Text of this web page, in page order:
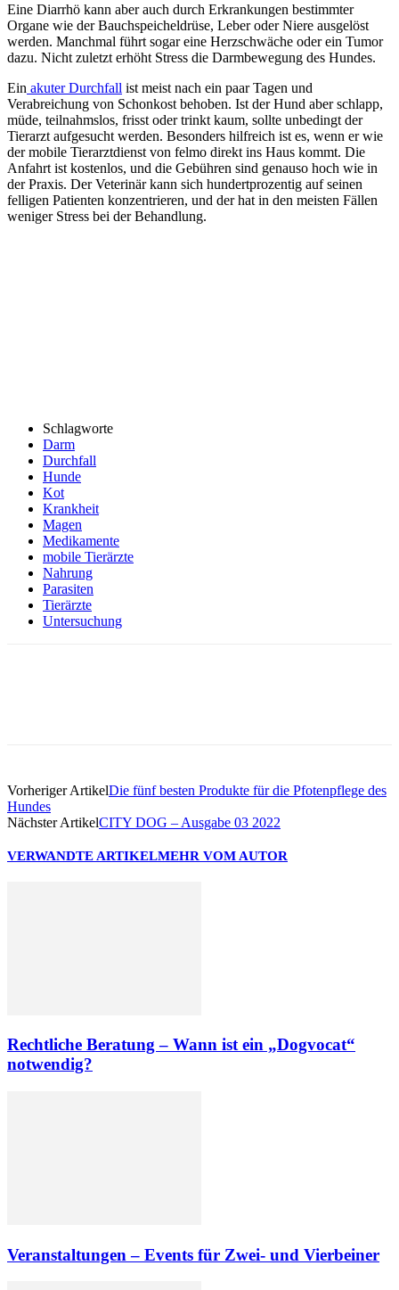
Eine Diarrhö kann aber auch durch Erkrankungen bestimmter
Organe wie der Bauchspeicheldrüse, Leber oder Niere ausgelöst
werden. Manchmal führt sogar eine Herzschwäche oder ein Tumor
dazu. Nicht zuletzt erhöht Stress die Darmbewegung des Hundes.
Ein akuter Durchfall ist meist nach ein paar Tagen und
Verabreichung von Schonkost behoben. Ist der Hund aber schlapp,
müde, teilnahmslos, frisst oder trinkt kaum, sollte unbedingt der
Tierarzt aufgesucht werden. Besonders hilfreich ist es, wenn er wie
der mobile Tierarztdienst von felmo direkt ins Haus kommt. Die
Anfahrt ist kostenlos, und die Gebühren sind genauso hoch wie in
der Praxis. Der Veterinär kann sich hundertprozentig auf seinen
felligen Patienten konzentrieren, und der hat in den meisten Fällen
weniger Stress bei der Behandlung.
Schlagworte
Darm
Durchfall
Hunde
Kot
Krankheit
Magen
Medikamente
mobile Tierärzte
Nahrung
Parasiten
Tierärzte
Untersuchung
Vorheriger ArtikelDie fünf besten Produkte für die Pfotenpflege des
Hundes
Nächster ArtikelCITY DOG – Ausgabe 03 2022
VERWANDTE ARTIKELMEHR VOM AUTOR
Rechtliche Beratung – Wann ist ein „Dogvocat“
notwendig?
Veranstaltungen – Events für Zwei- und Vierbeiner